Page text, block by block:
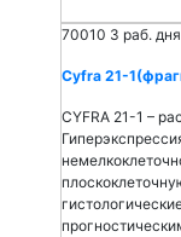
70010 3 раб. дня
Cyfra 21-
CYFRA 21-1 –